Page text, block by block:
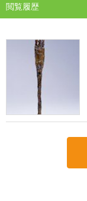
閲覧履歴